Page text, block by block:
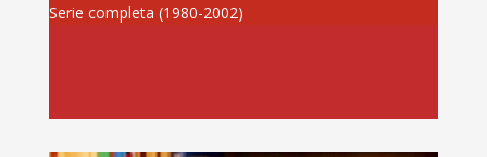
Serie completa (1980-2002)